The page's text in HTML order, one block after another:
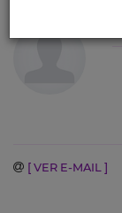
[ VER E-MAIL ]